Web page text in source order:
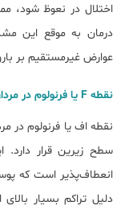
اختلال در نعوظ شود،
درمان به موقع این
عوارض غیرمستقیم بر
نقطه F یا فرنولوم در مردان دقیقا کجاست؟
نقطه اف یا فرنولوم در
سطح زیرین قرار
انعطاف‌پذیر است که
دلیل تراکم بسیار